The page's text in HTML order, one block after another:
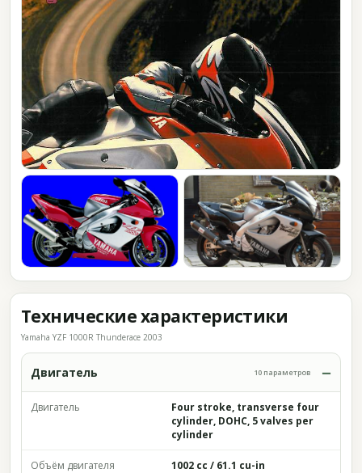
Технические характеристики
Yamaha YZF 1000R Thunderace 2003
Двигатель 10 параметров
Двигатель
Four stroke, transverse four
cylinder, DOHC, 5 valves per
cylinder
Объём двигателя 1002 cc / 61.1 cu-in